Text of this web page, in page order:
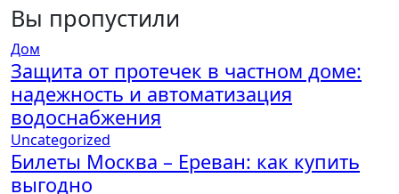
Вы пропустили
Дом
Защита от протечек в частном доме:
надежность и автоматизация
водоснабжения
Uncategorized
Билеты Москва – Ереван: как купить
выгодно